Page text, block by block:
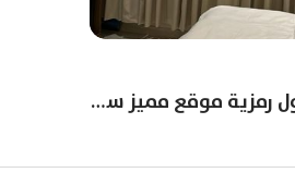
for
changing
شقه عصرية بدخول رمزية موقع مميز سهل الدخول والخروج